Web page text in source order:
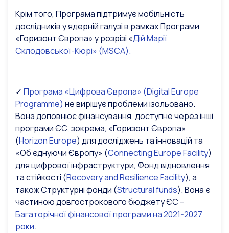
Крім того, Програма підтримує мобільність
дослідників у ядерній галузі в рамках Програми
«Горизонт Європа» у розрізі «Дій Марії
Склодовської-Кюрі» (MSCA).
✓ Програма «Цифрова Європа» (Digital Europe
Programme) не вирішує проблеми ізольовано.
Вона доповнює фінансування, доступне через інші
програми ЄС, зокрема, «Горизонт Європа»
(Horizon Europe) для досліджень та інновацій та
«Об’єднуючи Європу» (Connecting Europe Facility)
для цифрової інфраструктури, Фонд відновлення
та стійкості (Recovery and Resilience Facility), а
також Структурні фонди (Structural funds). Вона є
частиною довгострокового бюджету ЄС –
Багаторічної фінансової програми на 2021-2027
роки.